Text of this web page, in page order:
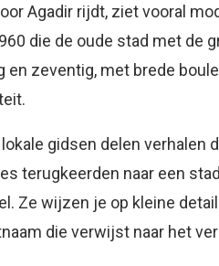
Agadir rijdt, ziet vooral
die de oude stad met de
en zeventig, met brede
gidsen delen verhalen
terugkeerden naar een
Ze wijzen je op kleine
die verwijst naar het